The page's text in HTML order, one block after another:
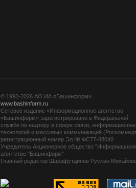
© 1992-2026 АО ИА «Башинформ».
www.bashinform.ru
Сетевое издание «Информационное агентство
«Башинформ» зарегистрировано в Федеральной
службе по надзору в сфере связи,
технологий и массовых коммуникаций
регистрационный номер Эл № ФС77-88040
Учредитель Акционерное общество
агентство "Башинформ"
Главный редактор Шарафутдинов Руслан